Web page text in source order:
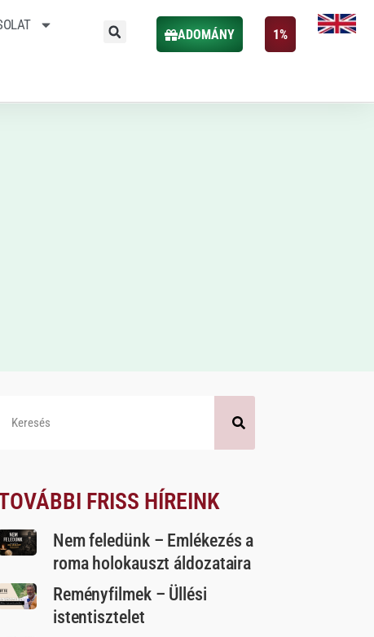
ADOMÁNY 1%
FRISS HÍREINK
Nem feledünk – Emlékezés a
roma holokauszt áldozataira
Reményfilmek – Üllési
istentisztelet